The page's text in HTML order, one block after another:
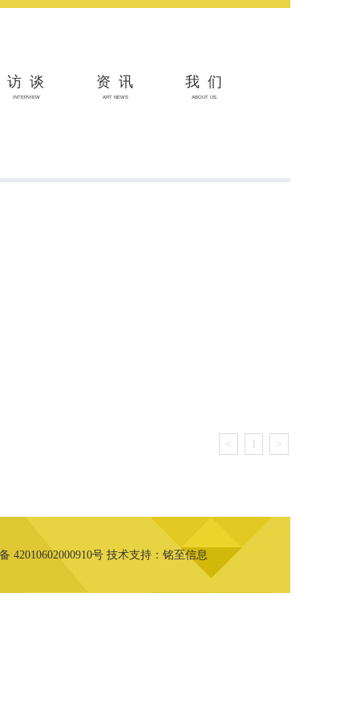
访谈
INTERVIEW
资讯
ART NEWS
我们
ABOUT US
< >
42010602000910号技术支持： 铭至信息